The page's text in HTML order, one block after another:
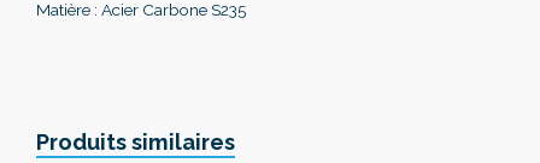
Matière : Acier Carbone S235
Produits similaires